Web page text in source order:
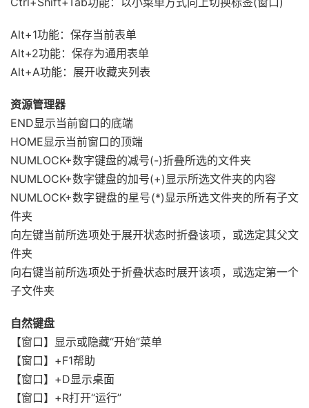
Alt+1功能：保存当前表单
Alt+2功能：保存为通用表单
Alt+A功能：展开收藏夹列表
资源管理器
END显示当前窗口的底端
HOME显示当前窗口的顶端
NUMLOCK+数字键盘的减号(-)折叠所选的文件夹
NUMLOCK+数字键盘的加号(+)显示所选文件夹的内容
NUMLOCK+数字键盘的星号(*)显示所选文件夹的所有子文
件夹
向左键当前所选项处于展开状态时折叠该项，或选定其父文
件夹
向右键当前所选项处于折叠状态时展开该项，或选定第一个
子文件夹
自然键盘
【窗口】显示或隐藏“开始”菜单
【窗口】+F1帮助
【窗口】+D显示桌面
【窗口】+R打开“运行”